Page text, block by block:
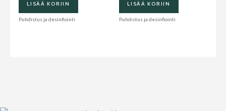
LISÄÄ KORIIN
Puhdistus ja desinfiointi
LISÄÄ KORIIN
Puhdistus ja desinfiointi